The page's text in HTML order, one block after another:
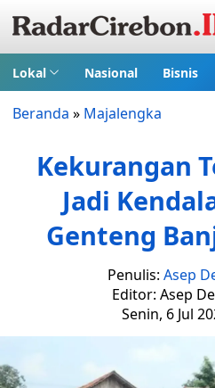
Lokal Nasional Bisnis
Beranda » Majalengka
Kekurangan
Jadi
Genteng
Penulis: Asep
Editor: Asep
Senin, 6 Jul